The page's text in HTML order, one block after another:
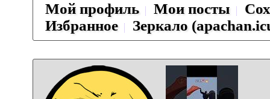
Мой профиль
Мои посты
Избранное
Зеркало